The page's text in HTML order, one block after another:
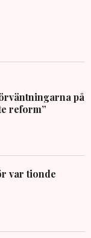
på
reform”
var tionde